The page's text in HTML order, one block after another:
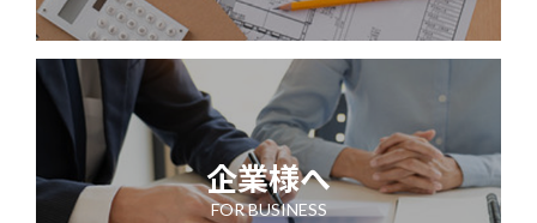
企業様へ
FOR BUSINESS